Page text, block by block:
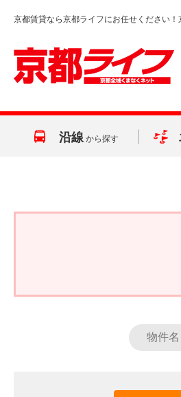
京都賃貸なら京都ライフにお任せください
沿線 から探す